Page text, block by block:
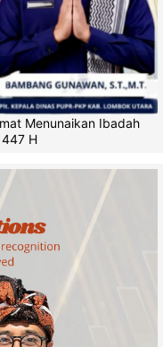
Menunaikan Ibadah
H